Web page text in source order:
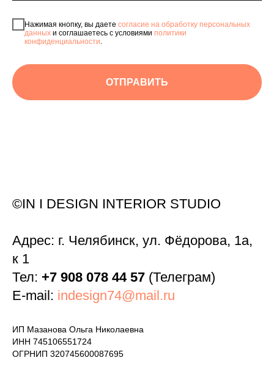
Нажимая кнопку, вы даете согласие на обработку персональных
данных и соглашаетесь с условиями политики
конфиденциальности
ОТПРАВИТЬ
©IN I DESIGN INTERIOR STUDIO
Адрес: г. Челябинск, ул. Фёдорова, 1а,
к 1
Тел: +7 908 078 44 57 (Телеграм)
E-mail: indesign74@mail.ru
ИП Мазанова Ольга Николаевна
ИНН 745106551724
ОГРНИП 320745600087695